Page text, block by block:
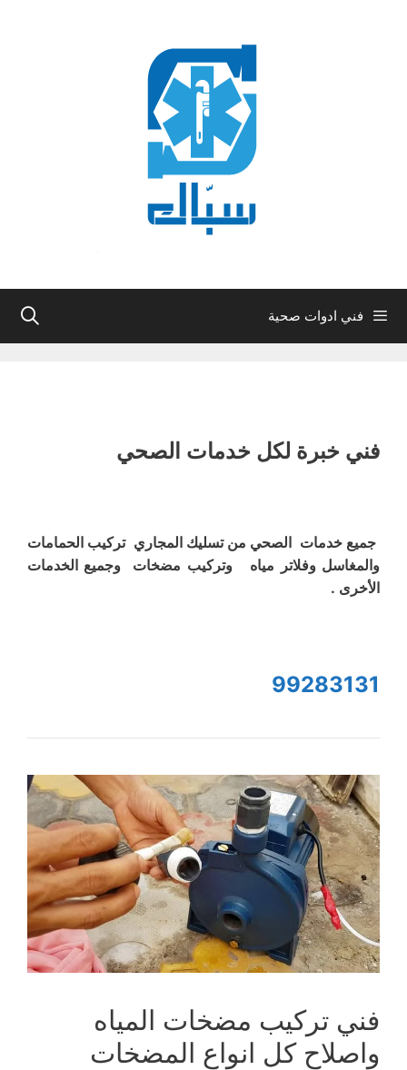
فني ادوات صحية
فني خبرة لكل خدمات الصحي
جميع خدمات الصحي من تسليك المجاري تركيب الحمامات
والمغاسل وفلاتر مياه وتركيب مضخات وجميع الخدمات
الأخرى .
99283131
فني تركيب مضخات المياه
واصلاح كل انواع المضخات